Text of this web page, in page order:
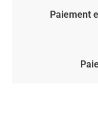
Paiement